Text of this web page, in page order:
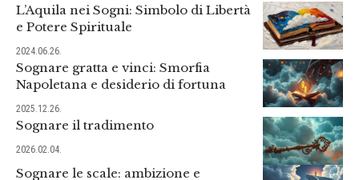
L’Aquila nei Sogni: Simbolo di Libertà
e Potere Spirituale
2024.06.26.
Sognare gratta e vinci: Smorfia
Napoletana e desiderio di fortuna
2025.12.26.
Sognare il tradimento
2026.02.04.
Sognare le scale: ambizione e